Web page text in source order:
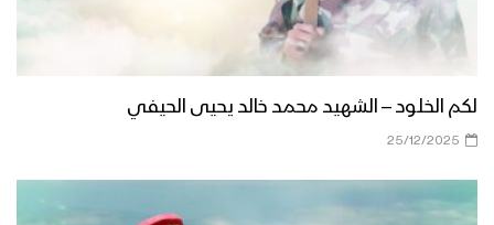
لكم الخلود – الشهيد محمد خالد يحيى الحيفي
25/12/2025